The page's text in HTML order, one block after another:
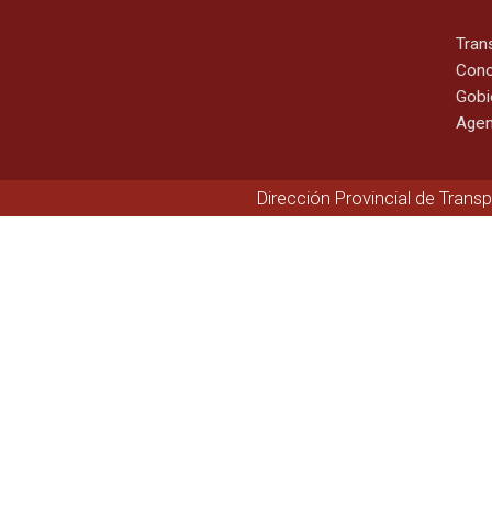
Dirección Provincial de